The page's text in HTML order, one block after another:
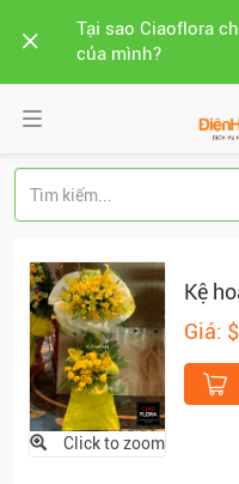
Tại sao Ciaoflora
của mình?
Click to zoom
Kệ
Giá: